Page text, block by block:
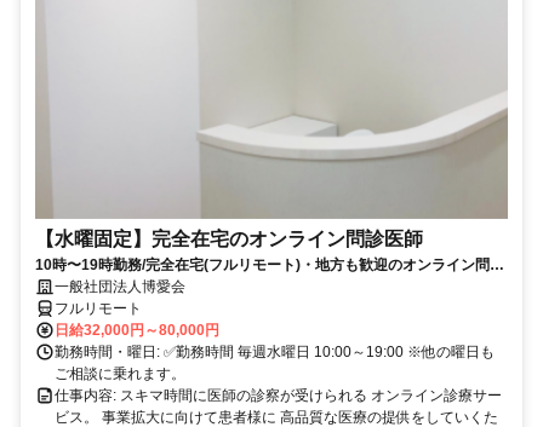
【水曜固定】完全在宅のオンライン問診医師
10時〜19時勤務/完全在宅(フルリモート)・地方も歓迎のオンライン問診
業務一般社団法人博愛会
フルリモート
日給32,000円～80,000円
勤務時間・曜日: ✅勤務時間 毎週水曜日 10:00～19:00 ※他の曜日も
ご相談に乗れます。
仕事内容: スキマ時間に医師の診察が受けられる オンライン診療サー
ビス。 事業拡大に向けて患者様に 高品質な医療の提供をしていくた